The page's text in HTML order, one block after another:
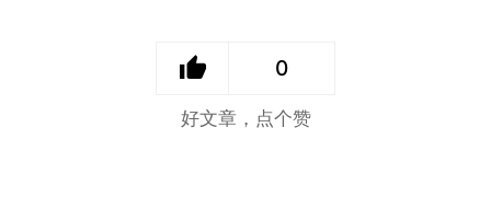
0
好文章，点个赞